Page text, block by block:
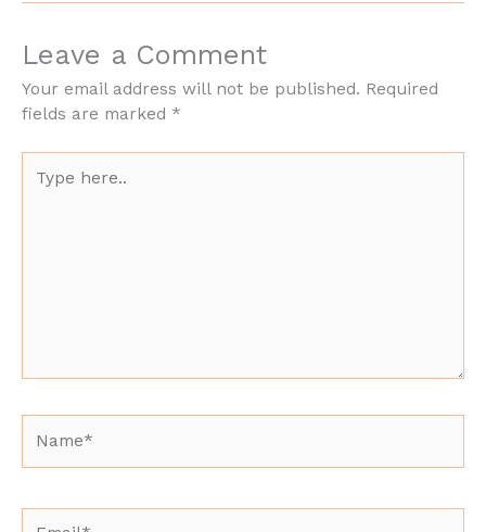
Leave a Comment
Your email address will not be published. Required
fields are marked *
here..